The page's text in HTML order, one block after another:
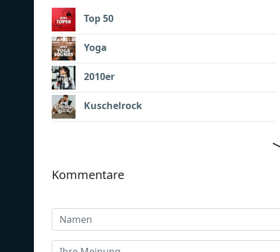
Top 50
Yoga
2010er
Kuschelrock
Kommentare